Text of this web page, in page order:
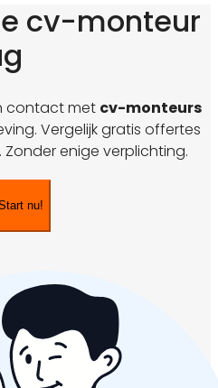
cv-monteur
contact met cv-monteurs
Vergelijk gratis offertes
enige verplichting.
nu!